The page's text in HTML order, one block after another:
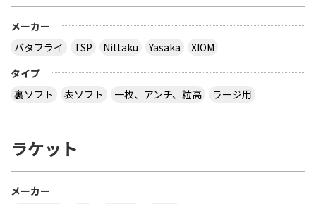
メーカー
バタフライ
TSP Nittaku Yasaka
XIOM
タイプ
裏ソフト
表ソフト 一枚、アンチ、粒高 ラージ用
ラケット
メーカー